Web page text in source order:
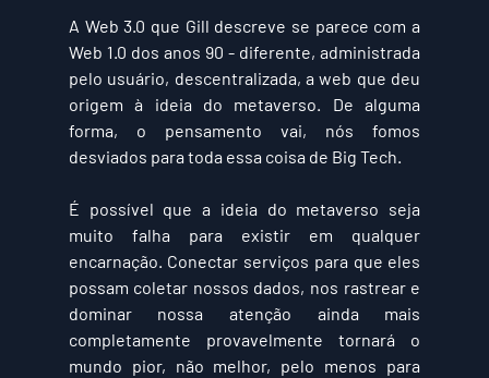
A Web 3.0 que Gill descreve se parece com a
Web 1.0 dos anos 90 - diferente, administrada
pelo usuário, descentralizada, a web que deu
origem à ideia do metaverso. De alguma
forma, o pensamento vai, nós fomos
desviados para toda essa coisa de Big Tech.
É possível que a ideia do metaverso seja
muito falha para existir em qualquer
encarnação. Conectar serviços para que eles
possam coletar nossos dados, nos rastrear e
dominar nossa atenção ainda mais
completamente provavelmente tornará o
mundo pior, não melhor, pelo menos para